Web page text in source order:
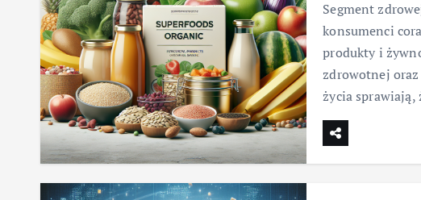
Segment
konsumenci
produkty i
zdrowotnej
życia